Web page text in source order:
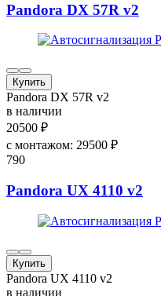
Pandora DX 57R v2
Купить
Pandora DX 57R v2
в наличии
20500 ₽
с монтажом: 29500 ₽
790
Pandora UX 4110 v2
Купить
Pandora UX 4110 v2
в наличии